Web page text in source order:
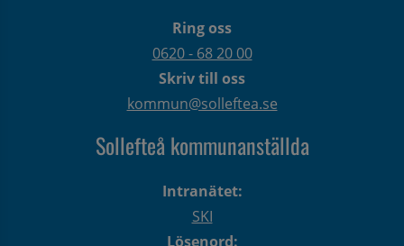
Ring oss
0620 - 68 20 00
Skriv till oss
kommun@solleftea.se
Sollefteå kommunanställda
Intranätet:
SKI
Lösenord: